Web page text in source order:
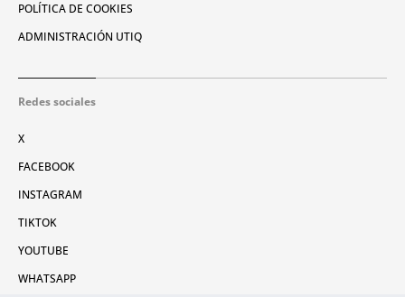
POLÍTICA DE COOKIES
ADMINISTRACIÓN UTIQ
Redes sociales
X
FACEBOOK
INSTAGRAM
TIKTOK
YOUTUBE
WHATSAPP